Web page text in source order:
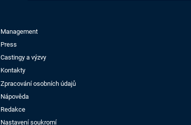
Management
Press
Castingy a výzvy
Kontakty
Zpracování osobních údajů
Nápověda
Redakce
Nastavení soukromí